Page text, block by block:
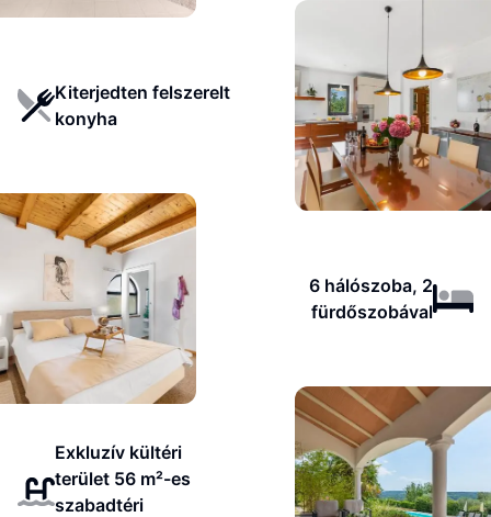
Kiterjedten felszerelt
konyha
6 hálószoba, 2
fürdőszobával
Exkluzív kültéri
terület 56 m²-es
szabadtéri